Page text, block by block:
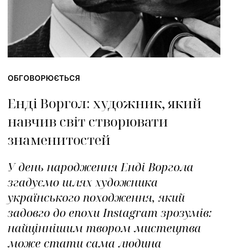
ОБГОВОРЮЄТЬСЯ
Енді Воргол: художник, який
навчив світ створювати
знаменитостей
У день народження Енді Воргола
згадуємо шлях художника
українського походження, який
задовго до епохи Instagram зрозумів:
найціннішим твором мистецтва
може стати сама людина